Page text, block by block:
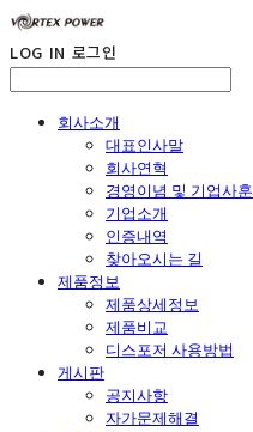
LOG IN 로그인
회사소개
대표인사말
회사연혁
경영이념 및 기업사훈
기업소개
인증내역
찾아오시는 길
제품정보
제품상세정보
제품비교
디스포저 사용방법
게시판
공지사항
자가문제해결